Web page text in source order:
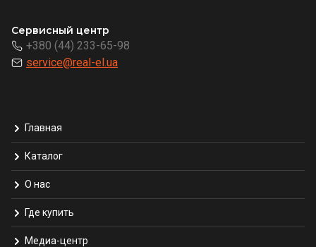
Сервисный центр
+380 (44) 233-65-98
service@real-el.ua
Главная
Каталог
О нас
Где купить
Медиа-центр